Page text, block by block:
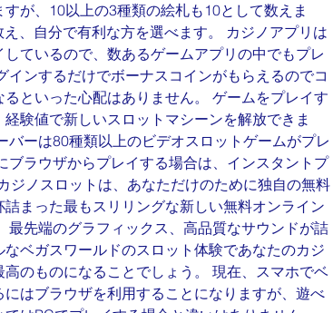
が、10以上の3種類の絵札も10として数えま
、自分で有利な方を選べます。 カジノアプリは
ているので、数あるゲームアプリの中でもプレ
インするだけでボーナスコインがもらえるのでコ
といった心配はありません。 ゲームをプレイす
験値で新しいスロットマシーンを解放できま
バーは80種類以上のビデオスロットゲームがプレ
ブラウザからプレイする場合は、インスタントプ
ジノスロットは、あなただけのために独自の無料
まった最もスリリングな新しい無料オンライン
最先端のグラフィックス、高品質なサウンドが詰
ベガスワールドのスロット体験であなたのカジ
のものになることでしょう。 現在、スマホでベ
はブラウザを利用することになりますが、遊べ